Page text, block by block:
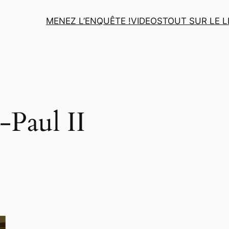
MENEZ L’ENQUÊTE !VIDEOSTOUT SUR LE
Paul II